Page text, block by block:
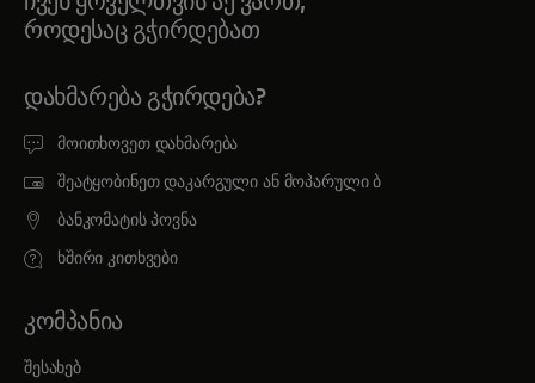
როდესაც გჭირდებათ
ᲓᲐᲮᲛᲐᲠᲔᲑᲐ ᲒᲭᲘᲠᲓᲔᲑᲐ?
მოითხოვეთ დახმარება
შეატყობინეთ დაკარგული ან მოპარული ბ
ბანკომატის პოვნა
ხშირი კითხვები
ᲙᲝᲛᲞᲐᲜᲘᲐ
შესახებ